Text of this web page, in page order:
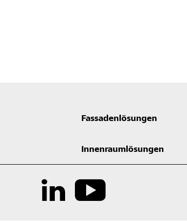
Fassadenlösungen
Innenraumlösungen